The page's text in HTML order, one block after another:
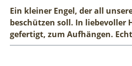
Ein kleiner Engel, der all
beschützen soll. In liebevoller
gefertigt, zum Aufhängen.